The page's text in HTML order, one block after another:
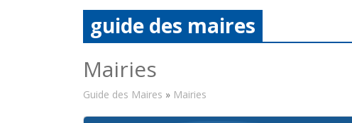
guide des maires
Mairies
Guide des Maires » Mairies